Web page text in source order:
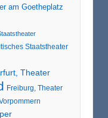
am Goetheplatz
Staatstheater
Theater
Freiburg, Theater